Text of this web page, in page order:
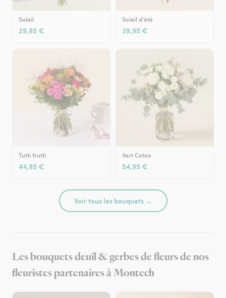
Soleil
29,95 €
Soleil d'été
39,95 €
Tutti frutti
44,95 €
Vert Coton
54,95 €
Voir tous les bouquets →
Les bouquets deuil & gerbes de fleurs de nos
fleuristes partenaires à Montech